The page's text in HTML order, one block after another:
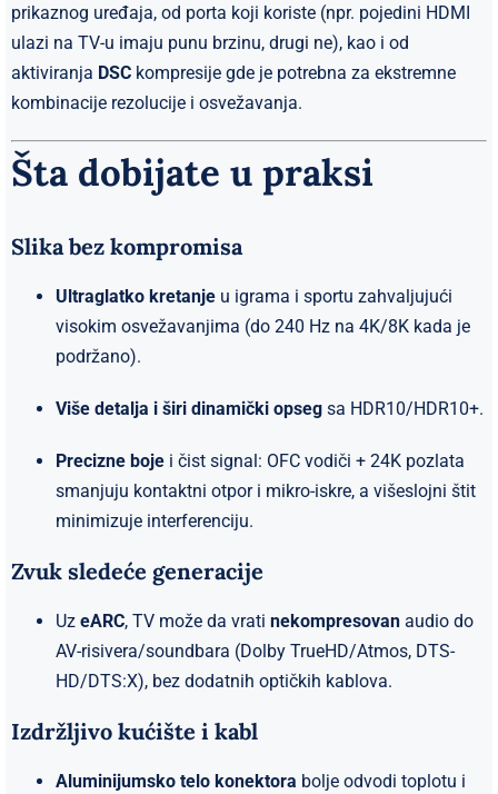
prikaznog uređaja, od porta koji koriste (npr. pojedini HDMI
ulazi na TV-u imaju punu brzinu, drugi ne), kao i od
aktiviranja DSC kompresije gde je potrebna za ekstremne
kombinacije rezolucije i osvežavanja.
Šta dobijate u praksi
Slika bez kompromisa
Ultraglatko kretanje u igrama i sportu zahvaljujući
visokim osvežavanjima (do 240 Hz na 4K/8K kada je
podržano).
Više detalja i širi dinamički opseg sa HDR10/HDR10+.
Precizne boje i čist signal: OFC vodiči + 24K pozlata
smanjuju kontaktni otpor i mikro-iskre, a višeslojni štit
minimizuje interferenciju.
Zvuk sledeće generacije
Uz eARC, TV može da vrati nekompresovan audio do
AV-risivera/soundbara (Dolby TrueHD/Atmos, DTS-
HD/DTS:X), bez dodatnih optičkih kablova.
Izdržljivo kućište i kabl
Aluminijumsko telo konektora bolje odvodi toplotu i